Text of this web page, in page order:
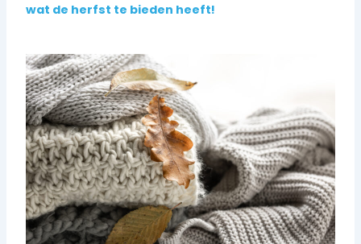
wat de herfst te bieden heeft!